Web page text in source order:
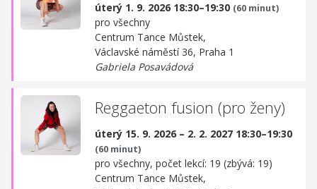
úterý 1. 9. 2026 18:30–19:30 (60 minut)
pro všechny
Centrum Tance Můstek,
Václavské náměstí 36, Praha 1
Gabriela Posavádová
Reggaeton fusion (pro ženy)
úterý 15. 9. 2026 – 2. 2. 2027 18:30–19:30
(60 minut)
pro všechny, počet lekcí: 19 (zbývá: 19)
Centrum Tance Můstek,